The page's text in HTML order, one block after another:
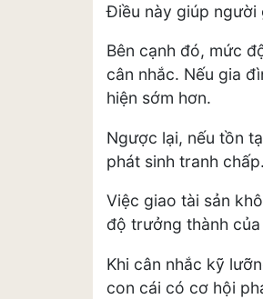
Điều này giúp người
Bên cạnh đó, mức
cân nhắc. Nếu gia
hiện sớm hơn.
Ngược lại, nếu tồn
phát sinh tranh chấp.
Việc giao tài sản
độ trưởng thành
Khi cân nhắc kỹ
con cái có cơ hội